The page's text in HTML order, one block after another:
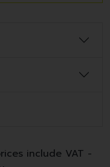
include VAT -